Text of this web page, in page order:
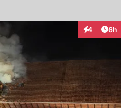
4 6h